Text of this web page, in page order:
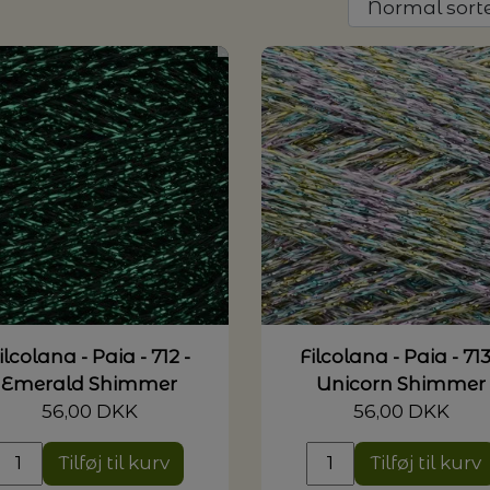
MILJØVENLIGE VASKEMIDLER
- Paia - 712 -
Emerald Shimmer
56,00 DKK
Tilføj til kurv
Filcolana - Paia -
Unicorn Shimmer
56,00 DKK
Tilføj til kurv